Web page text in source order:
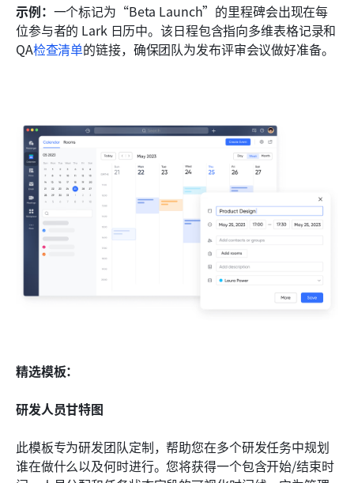
示例： 一个标记为“Beta Launch”的里程碑会出现在每
位参与者的 Lark 日历中。该日程包含指向多维表格记录和
QA检查清单的链接，确保团队为发布评审会议做好准备。
精选模板：
研发人员甘特图
此模板专为研发团队定制，帮助您在多个研发任务中规划
谁在做什么以及何时进行。您将获得一个包含开始/结束时